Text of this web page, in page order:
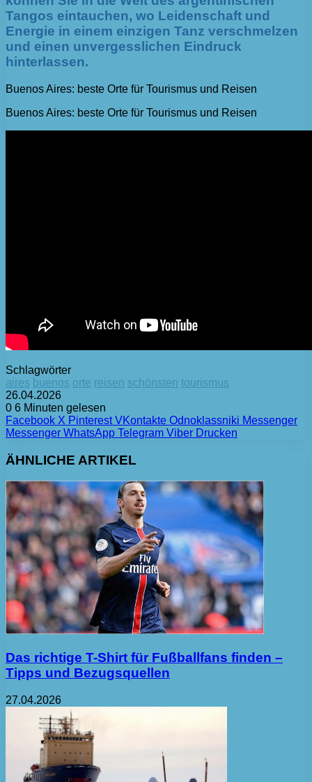
Tangos eintauchen, wo Leidenschaft und
Energie in einem einzigen Tanz verschmelzen
und einen unvergesslichen Eindruck
hinterlassen.
Buenos Aires: beste Orte für Tourismus und Reisen
Buenos Aires: beste Orte für Tourismus und Reisen
Schlagwörter
aires buenos orte reisen schönsten tourismus
26.04.2026
0 6 Minuten gelesen
Facebook X Pinterest VKontakte Odnoklassniki Messenger
Messenger WhatsApp Telegram Viber Drucken
ÄHNLICHE ARTIKEL
Das richtige T-Shirt für Fußballfans finden –
Tipps und Bezugsquellen
27.04.2026